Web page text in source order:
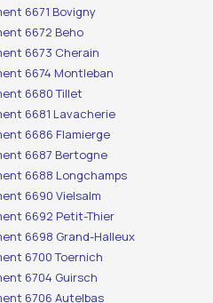
6671 Bovigny
6672 Beho
6673 Cherain
6674 Montleban
6680 Tillet
6681 Lavacherie
6686 Flamierge
6687 Bertogne
6688 Longchamps
6690 Vielsalm
6692 Petit-Thier
6698 Grand-Halleux
6700 Toernich
6704 Guirsch
6706 Autelbas